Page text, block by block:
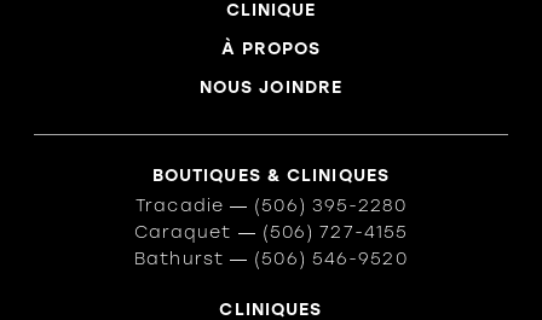
CLINIQUE
À PROPOS
NOUS JOINDRE
BOUTIQUES & CLINIQUES
Tracadie ― (506) 395-2280
Caraquet ― (506) 727-4155
Bathurst ― (506) 546-9520
CLINIQUES